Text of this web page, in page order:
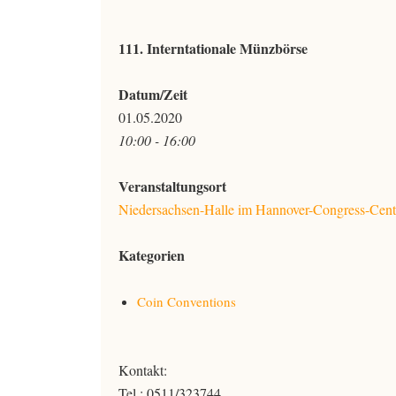
111. Interntationale Münzbörse
Datum/Zeit
01.05.2020
10:00 - 16:00
Veranstaltungsort
Niedersachsen-Halle im Hannover-Congress-
Kategorien
Coin Conventions
Kontakt: